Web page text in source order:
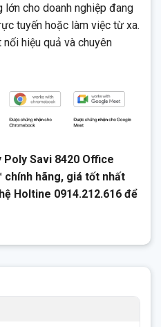
cho doanh nghiệp đang
tuyến hoặc làm việc từ xa.
hiệu quả và chuyên
Poly Savi 8420 Office
hãng, giá tốt nhất
Holtine 0914.212.616 để